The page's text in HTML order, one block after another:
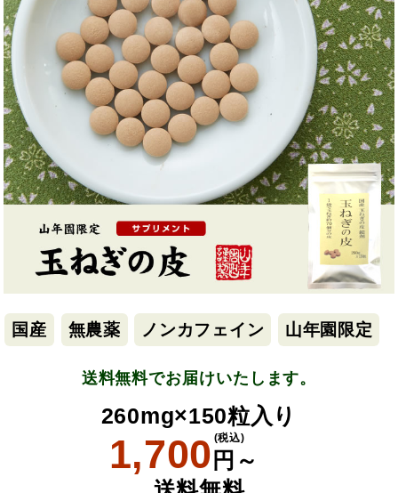
国産 無農薬 ノンカフェイン 山年園限定
送料無料でお届けいたします。
260mg×150粒入り
1,700 円～
(税込)